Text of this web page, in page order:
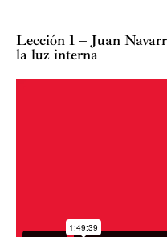
Lección 1 – Juan
la luz interna